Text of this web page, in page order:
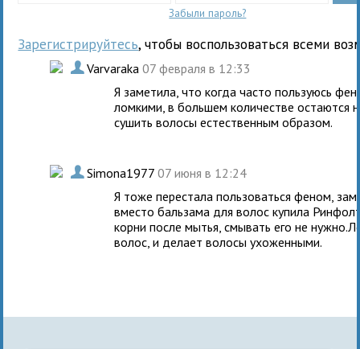
Забыли пароль?
Зарегистрируйтесь, чтобы воспользоваться всеми
. Varvaraka07 февраля в 12:33
Я заметила, что когда часто пользуюсь
ломкими, в большем количестве остаются
сушить волосы естественным образом.
. Simona197707 июня в 12:24
Я тоже перестала пользоваться феном,
вместо бальзама для волос купила
корни после мытья, смывать его не
волос, и делает волосы ухоженными.